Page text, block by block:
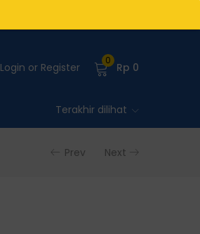
Login or Register
0
Rp 0
Terakhir dilihat
Prev Next